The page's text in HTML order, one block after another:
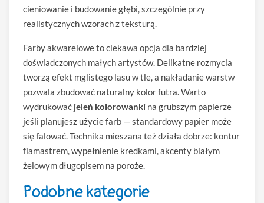
cieniowanie i budowanie głębi, szczególnie przy
realistycznych wzorach z teksturą.
Farby akwarelowe to ciekawa opcja dla bardziej
doświadczonych małych artystów. Delikatne rozmycia
tworzą efekt mglistego lasu w tle, a nakładanie warstw
pozwala zbudować naturalny kolor futra. Warto
wydrukować jeleń kolorowanki na grubszym papierze
jeśli planujesz użycie farb — standardowy papier może
się falować. Technika mieszana też działa dobrze: kontur
flamastrem, wypełnienie kredkami, akcenty białym
żelowym długopisem na poroże.
Podobne kategorie